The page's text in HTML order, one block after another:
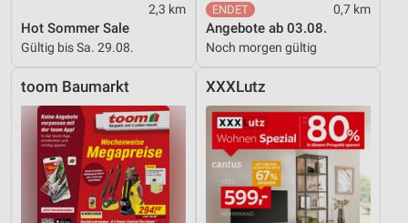
2,3 km
Hot Sommer Sale
Gültig bis Sa. 29.08.
0,7 km
Angebote ab 03.08.
Noch morgen gültig
toom Baumarkt XXXLutz